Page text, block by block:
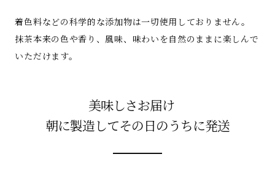
着色料などの科学的な添加物は一切使用しておりません。
抹茶本来の色や香り、風味、味わいを自然のままに楽しんで
いただけます。
美味しさお届け
朝に製造してその日のうちに発送